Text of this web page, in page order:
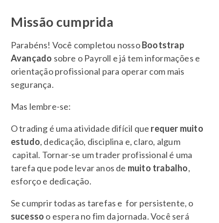
Missão cumprida
Parabéns! Você completou nossoBootstrap
Avançado sobre o Payroll e já tem informações e
orientação profissional para operar com mais
segurança.
Mas lembre-se:
O trading é uma atividade difícil que requer muito
estudo, dedicação, disciplina e, claro, algum
capital. Tornar-se um trader profissional é uma
tarefa que pode levar anos de muito trabalho,
esforço e dedicação.
Se cumprir todas as tarefas e for persistente, o
sucesso o espera no fim da jornada. Você será